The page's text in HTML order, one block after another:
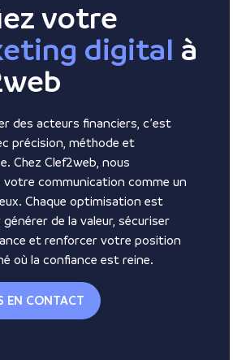
votre
digital à
des acteurs financiers, c’est
précision, méthode et
Chez Clef2web, nous
votre communication comme un
Chaque optimisation est
de la valeur, sécuriser
et renforcer votre position
où la confiance est reine.
EN CONTACT